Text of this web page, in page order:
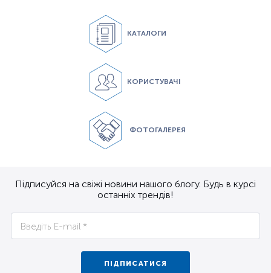
КАТАЛОГИ
КОРИСТУВАЧІ
ФОТОГАЛЕРЕЯ
Підписуйся на свіжі новини нашого блогу. Будь в курсі
останніх трендів!
ПІДПИСАТИСЯ